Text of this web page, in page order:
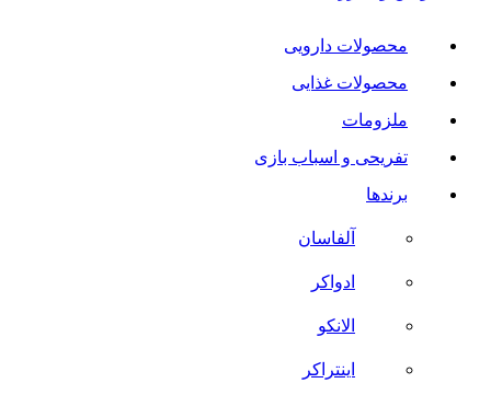
محصولات دارویی
محصولات غذایی
ملزومات
تفریحی و اسباب بازی
برندها
آلفاسان
ادواکر
الانکو
اینتراکر